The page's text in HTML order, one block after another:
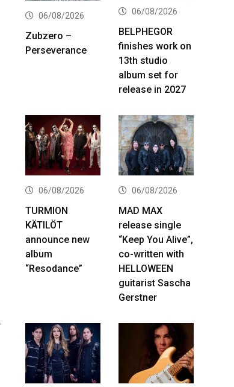
06/08/2026
Zubzero –
Perseverance
06/08/2026
BELPHEGOR
finishes work on
13th studio
album set for
release in 2027
06/08/2026
TURMION
KÄTILÖT
announce new
album
“Resodance”
06/08/2026
MAD MAX
release single
“Keep You Alive”,
co-written with
HELLOWEEN
guitarist Sascha
Gerstner